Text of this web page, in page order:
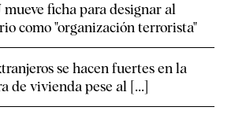
mueve ficha para designar al
como "organización terrorista"
se hacen fuertes en la
de vivienda pese al [...]